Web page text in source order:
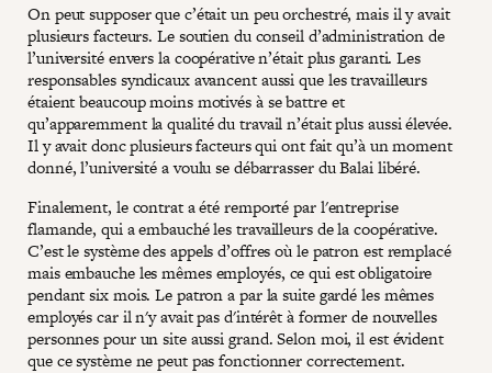
On peut supposer que c’était un peu orchestré, mais il y avait
plusieurs facteurs. Le soutien du conseil d’administration de
l’université envers la coopérative n’était plus garanti. Les
responsables syndicaux avancent aussi que les travailleurs
étaient beaucoup moins motivés à se battre et
qu’apparemment la qualité du travail n’était plus aussi élevée.
Il y avait donc plusieurs facteurs qui ont fait qu’à un moment
donné, l’université a voulu se débarrasser du Balai libéré.
Finalement, le contrat a été remporté par l'entreprise
flamande, qui a embauché les travailleurs de la coopérative.
C’est le système des appels d’offres où le patron est remplacé
mais embauche les mêmes employés, ce qui est obligatoire
pendant six mois. Le patron a par la suite gardé les mêmes
employés car il n'y avait pas d'intérêt à former de nouvelles
personnes pour un site aussi grand. Selon moi, il est évident
que ce système ne peut pas fonctionner correctement.